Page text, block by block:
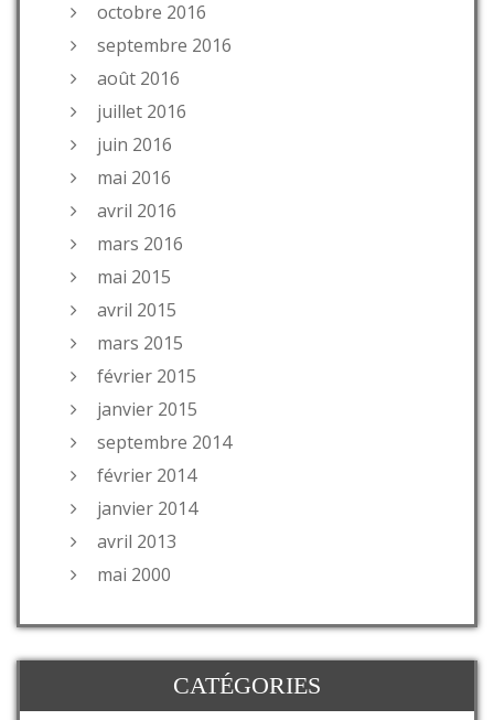
octobre 2016
septembre 2016
août 2016
juillet 2016
juin 2016
mai 2016
avril 2016
mars 2016
mai 2015
avril 2015
mars 2015
février 2015
janvier 2015
septembre 2014
février 2014
janvier 2014
avril 2013
mai 2000
CATÉGORIES